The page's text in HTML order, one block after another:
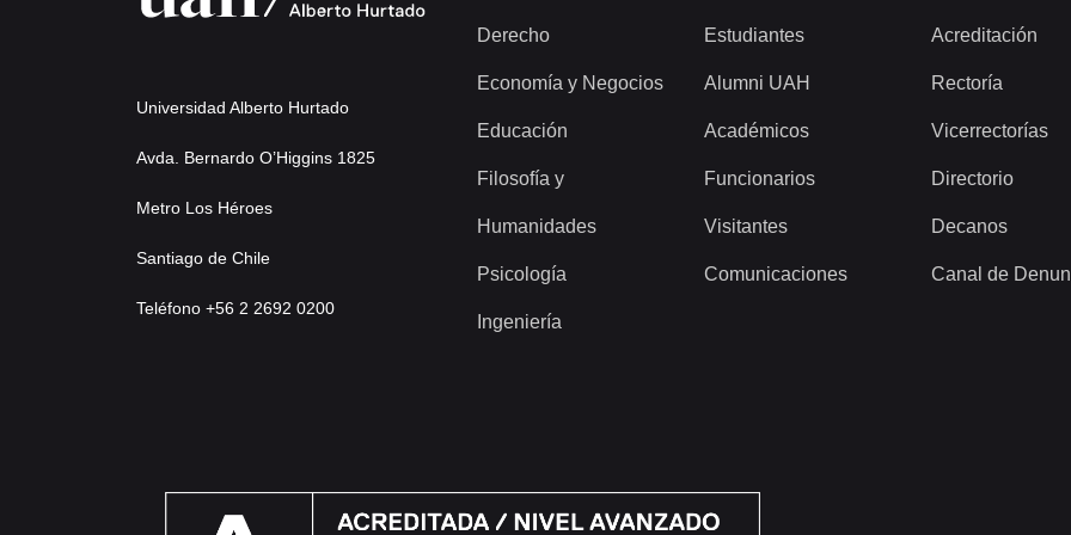
Universidad Alberto Hurtado
Avda. Bernardo O’Higgins 1825
Metro Los Héroes
Santiago de Chile
Teléfono +56 2 2692 0200
Derecho
Economía y Negocios
Educación
Filosofía y
Humanidades
Psicología
Ingeniería
Estudiantes
Alumni UAH
Académicos
Funcionarios
Visitantes
Comunicaciones
Acreditación
Rectoría
Vicerrectorías
Directorio
Decanos
Canal de